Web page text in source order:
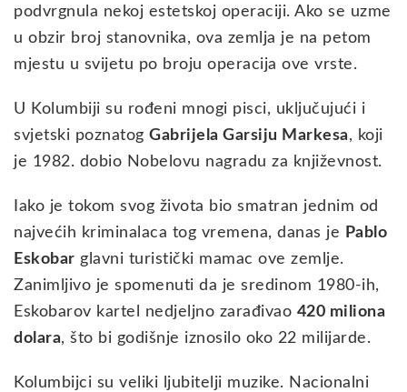
podvrgnula nekoj estetskoj operaciji. Ako se uzme
u obzir broj stanovnika, ova zemlja je na petom
mjestu u svijetu po broju operacija ove vrste.
U Kolumbiji su rođeni mnogi pisci, uključujući i
svjetski poznatog Gabrijela Garsiju Markesa, koji
je 1982. dobio Nobelovu nagradu za književnost.
Iako je tokom svog života bio smatran jednim od
najvećih kriminalaca tog vremena, danas je Pablo
Eskobar glavni turistički mamac ove zemlje.
Zanimljivo je spomenuti da je sredinom 1980-ih,
Eskobarov kartel nedjeljno zarađivao 420 miliona
dolara, što bi godišnje iznosilo oko 22 milijarde.
Kolumbijci su veliki ljubitelji muzike. Nacionalni